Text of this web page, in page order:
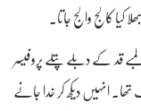
کالج والج جاتا۔
قد کے دبلے پتلے پروفیسر
انہیں دیکھ کر خدا جانے